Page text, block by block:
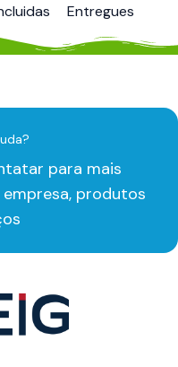
Entregues
para mais
produtos